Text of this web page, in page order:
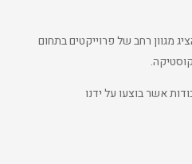
מגוון רחב של פרוייקטים בתחום
אשר בוצעו על ידנו